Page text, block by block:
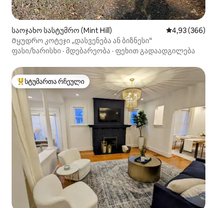
საოჯახო სასტუმრო (Mint Hill) საშუალო
4,93 (366)
Მყუდრო კოტეჯი „დასვენება ან ბიზნესი“
ფასი/ხარისხი · მდებარეობა · ფეხით გადაადგილება
სტუმართა რჩეული მოწინავე ვარიანტი
სტუმართა რჩეული